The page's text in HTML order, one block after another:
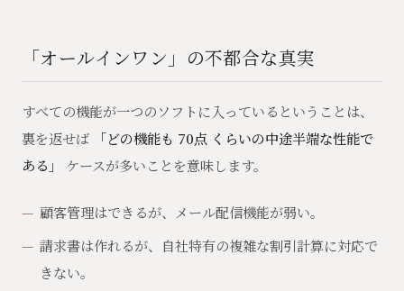
「オールインワン」の不都合な真実
すべての機能が一つのソフトに入っているということは、
裏を返せば
「どの機能も 70点 くらいの中途半端な性能で
ある」
ケースが多いことを意味します。
顧客管理はできるが、メール配信機能が弱い。
請求書は作れるが、自社特有の複雑な割引計算に対応で
きない。